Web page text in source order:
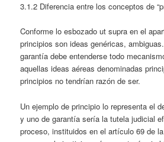
3.1.2 Diferencia entre los conceptos de
Conforme lo esbozado ut supra en el
principios son ideas genéricas,
garantía debe entenderse todo
aquellas ideas aéreas denominadas
principios no tendrían razón de ser.
Un ejemplo de principio lo representa el
y uno de garantía sería la tutela judicial
proceso, instituidos en el artículo 69 de